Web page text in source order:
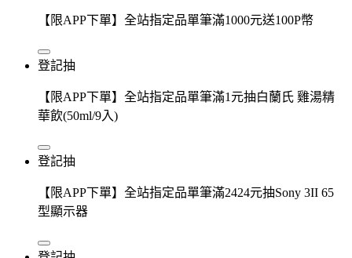
【限APP下單】全站指定品單筆滿1000元送100P幣
登記抽
【限APP下單】全站指定品單筆滿1元抽白蘭氏 雞湯精
華飲(50ml/9入)
登記抽
【限APP下單】全站指定品單筆滿2424元抽Sony 3II 65
型顯示器